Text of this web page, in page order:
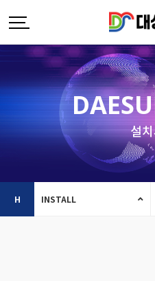
설
H INSTALL